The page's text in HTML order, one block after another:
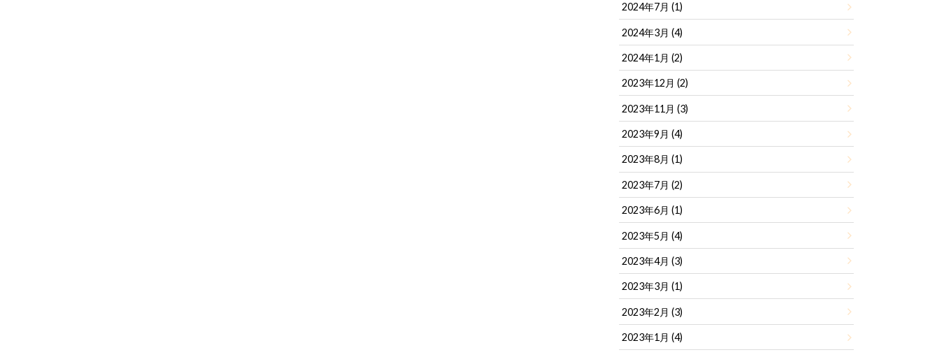
2024年7月 (1)
2024年3月 (4)
2024年1月 (2)
2023年12月 (2)
2023年11月 (3)
2023年9月 (4)
2023年8月 (1)
2023年7月 (2)
2023年6月 (1)
2023年5月 (4)
2023年4月 (3)
2023年3月 (1)
2023年2月 (3)
2023年1月 (4)